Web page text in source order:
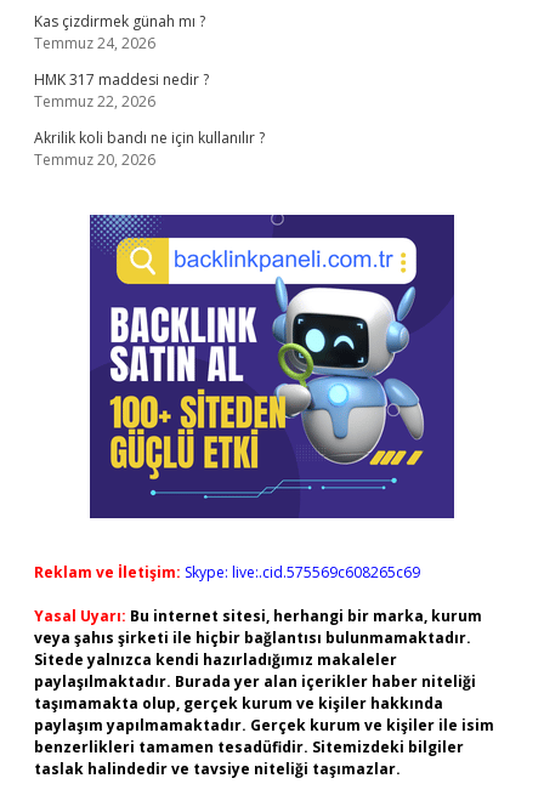
Kas çizdirmek günah mı ?
Temmuz 24, 2026
HMK 317 maddesi nedir ?
Temmuz 22, 2026
Akrilik koli bandı ne için kullanılır ?
Temmuz 20, 2026
Reklam ve İletişim: Skype: live:.cid.575569c608265c69
Yasal Uyarı: Bu internet sitesi, herhangi bir marka, kurum
veya şahıs şirketi ile hiçbir bağlantısı bulunmamaktadır.
Sitede yalnızca kendi hazırladığımız makaleler
paylaşılmaktadır. Burada yer alan içerikler haber niteliği
taşımamakta olup, gerçek kurum ve kişiler hakkında
paylaşım yapılmamaktadır. Gerçek kurum ve kişiler ile isim
benzerlikleri tamamen tesadüfidir. Sitemizdeki bilgiler
taslak halindedir ve tavsiye niteliği taşımazlar.